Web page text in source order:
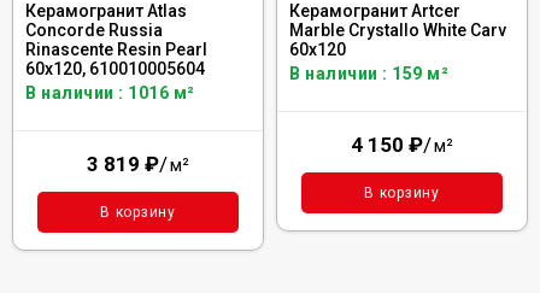
Керамогранит Atlas
Concorde Russia
Rinascente Resin Pearl
60x120, 610010005604
В наличии : 1016 м²
3 819 ₽/м²
В корзину
Керамогранит Artcer
Marble Crystallo White Carv
60x120
В наличии : 159 м²
4 150 ₽/м²
В корзину